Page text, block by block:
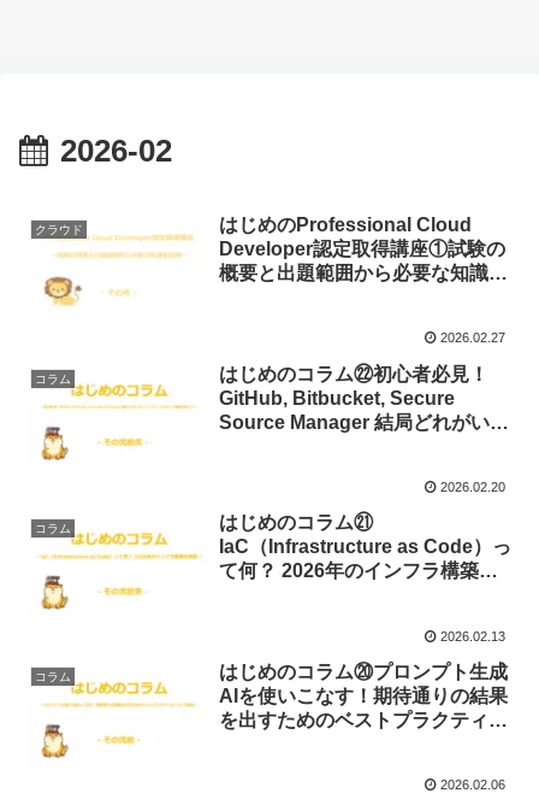
2026-02
クラウド
はじめのProfessional Cloud
Developer認定取得講座①試験の
概要と出題範囲から必要な知識を
2026.02.27
コラム
はじめのコラム㉒初心者必見！
GitHub, Bitbucket, Secure
Source Manager 結局どれがいい
2026.02.20
コラム
はじめのコラム㉑
IaC（Infrastructure as Code）っ
て何？ 2026年のインフラ構築を
2026.02.13
コラム
はじめのコラム⑳プロンプト生成
AIを使いこなす！期待通りの結果
を出すためのベストプラクティス
2026.02.06